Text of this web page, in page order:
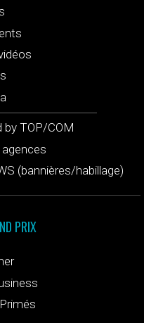
by TOP/COM
agences
(bannières/habillage)
PRIX